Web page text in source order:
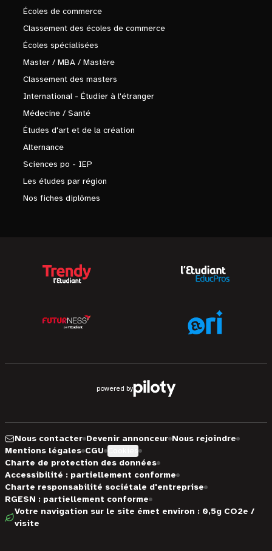
Écoles de commerce
Classement des écoles de commerce
Écoles spécialisées
Master / MBA / Mastère
Classement des masters
International - Étudier à l'étranger
Médecine / Santé
Études d'art et de la création
Alternance
Sciences po - IEP
Les études par région
Nos fiches diplômes
powered by
Nous contacter Devenir annonceur Nous rejoindre
Mentions légales CGU
Charte de protection des données
Accessibilité : partiellement conforme
Charte responsabilité sociétale d'entreprise
RGESN : partiellement conforme
Votre navigation sur le site émet environ : 0,5g CO2e /
visite